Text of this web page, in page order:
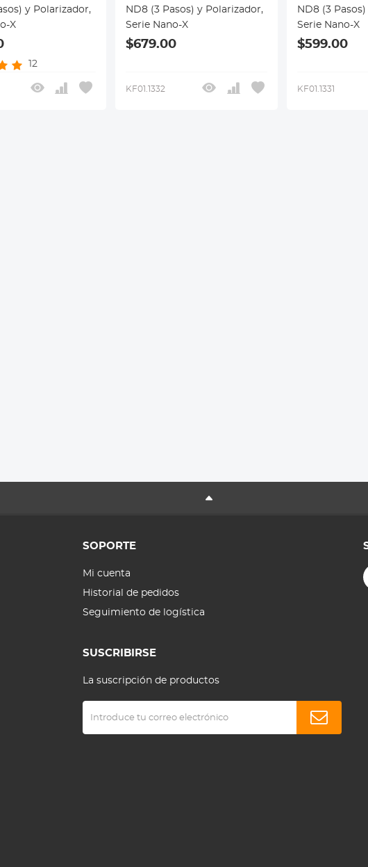
y Polarizador,
X
12
ND8 (3 Pasos) y Polarizador,
Serie Nano-X
$679.00
KF01.1332
ND8 (3
Serie Nano-X
$599.00
KF01.1331
SOPORTE
Mi cuenta
Historial de pedidos
Seguimiento de logística
SUSCRIBIRSE
La suscripción de productos